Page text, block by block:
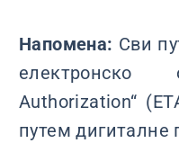
Напомена: Сви
Authorization“
путем